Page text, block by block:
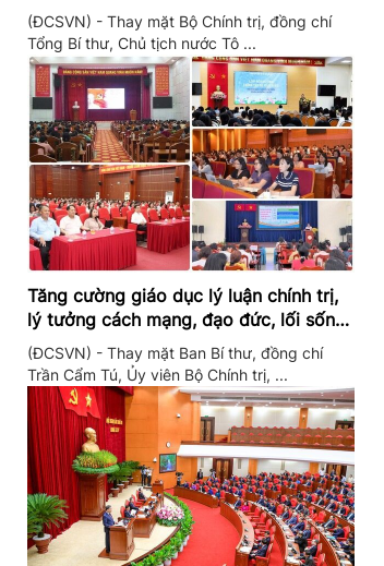
đổi, bổ sung Điều lệ Đảng
(ĐCSVN) - Thay mặt Bộ Chính trị, đồng chí
Tổng Bí thư, Chủ tịch nước Tô ...
Tăng cường giáo dục lý luận chính trị,
lý tưởng cách mạng, đạo đức, lối sống,
ý thức công dân trong hệ thống giáo
dục quốc dân
(ĐCSVN) - Thay mặt Ban Bí thư, đồng chí
Trần Cẩm Tú, Ủy viên Bộ Chính trị, ...